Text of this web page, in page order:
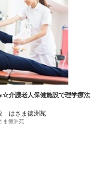
☆介護老人保健施設で理学療法
はさま徳洲苑
ま徳洲苑